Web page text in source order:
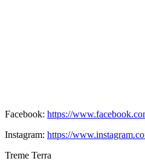
Facebook: https://
Instagram: https://
Treme Terra